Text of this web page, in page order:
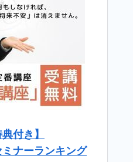
付き】
ナーランキング